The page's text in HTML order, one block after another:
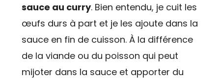
sauce au curry. Bien entendu, je cuit les
œufs durs à part et je les ajoute dans la
sauce en fin de cuisson. À la différence
de la viande ou du poisson qui peut
mijoter dans la sauce et apporter du